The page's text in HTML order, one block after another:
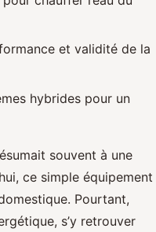
et validité de la
hybrides pour un
souvent à une
ce simple équipement
Pourtant,
s’y retrouver